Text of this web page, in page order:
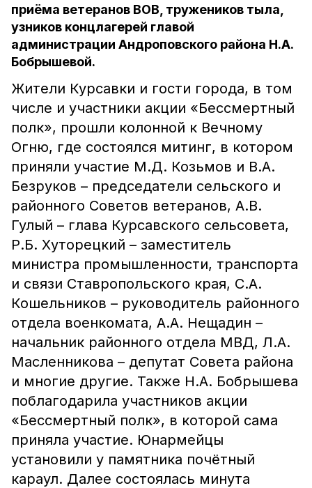
приёма ветеранов ВОВ, тружеников тыла,
узников концлагерей главой
администрации Андроповского района Н.А.
Бобрышевой.
Жители Курсавки и гости города, в том
числе и участники акции «Бессмертный
полк», прошли колонной к Вечному
Огню, где состоялся митинг, в котором
приняли участие М.Д. Козьмов и В.А.
Безруков – председатели сельского и
районного Советов ветеранов, А.В.
Гулый – глава Курсавского сельсовета,
Р.Б. Хуторецкий – заместитель
министра промышленности, транспорта
и связи Ставропольского края, С.А.
Кошельников – руководитель районного
отдела военкомата, А.А. Нещадин –
начальник районного отдела МВД, Л.А.
Масленникова – депутат Совета района
и многие другие. Также Н.А. Бобрышева
поблагодарила участников акции
«Бессмертный полк», в которой сама
приняла участие. Юнармейцы
установили у памятника почётный
караул. Далее состоялась минута